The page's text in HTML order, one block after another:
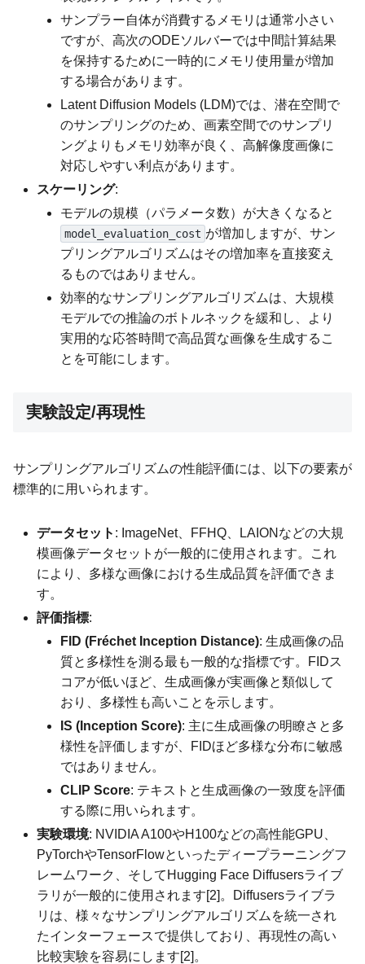
サンプラー自体が消費するメモリは通常小さい
ですが、高次のODEソルバーでは中間計算結果
を保持するために一時的にメモリ使用量が増加
する場合があります。
Latent Diffusion Models (LDM)では、潜在空間で
のサンプリングのため、画素空間でのサンプリ
ングよりもメモリ効率が良く、高解像度画像に
対応しやすい利点があります。
スケーリング:
モデルの規模（パラメータ数）が大きくなると
model_evaluation_cost が増加しますが、サン
プリングアルゴリズムはその増加率を直接変え
るものではありません。
効率的なサンプリングアルゴリズムは、大規模
モデルでの推論のボトルネックを緩和し、より
実用的な応答時間で高品質な画像を生成するこ
とを可能にします。
実験設定/再現性
サンプリングアルゴリズムの性能評価には、以下の要素が
標準的に用いられます。
データセット : ImageNet、FFHQ、LAIONなどの大規
模画像データセットが一般的に使用されます。これ
により、多様な画像における生成品質を評価できま
す。
評価指標:
FID (Fréchet Inception Distance): 生成画像の品
質と多様性を測る最も一般的な指標です。FIDス
コアが低いほど、生成画像が実画像と類似して
おり、多様性も高いことを示します。
IS (Inception Score): 主に生成画像の明瞭さと多
様性を評価しますが、FIDほど多様な分布に敏感
ではありません。
CLIP Score: テキストと生成画像の一致度を評価
する際に用いられます。
実験環境: NVIDIA A100やH100などの高性能GPU、
PyTorchやTensorFlowといったディープラーニングフ
レームワーク、そしてHugging Face Diffusersライブ
ラリが一般的に使用されます[2]。Diffusersライブラ
リは、様々なサンプリングアルゴリズムを統一され
たインターフェースで提供しており、再現性の高い
比較実験を容易にします[2]。